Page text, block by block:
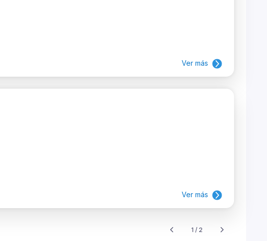
Ver más
Ver más
1 / 2